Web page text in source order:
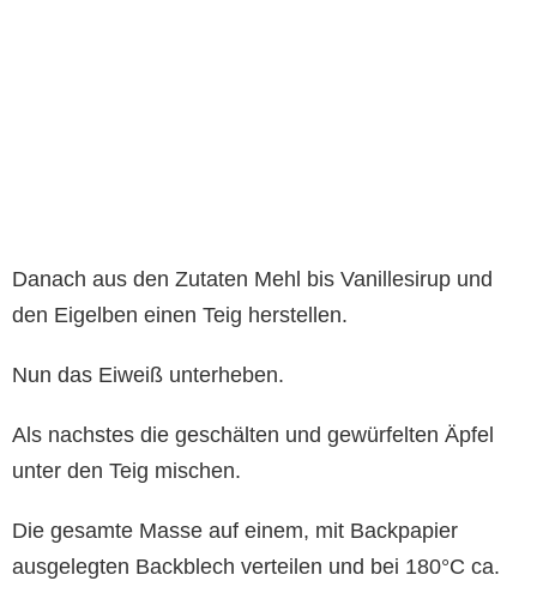
Danach aus den Zutaten Mehl bis Vanillesirup und
den Eigelben einen Teig herstellen.
Nun das Eiweiß unterheben.
Als nachstes die geschälten und gewürfelten Äpfel
unter den Teig mischen.
Die gesamte Masse auf einem, mit Backpapier
ausgelegten Backblech verteilen und bei 180°C ca.